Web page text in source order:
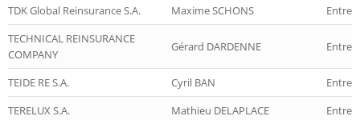
TDK Global Reinsurance S.A.
Maxime SCHONS
TECHNICAL REINSURANCE
COMPANY
Gérard DARDENNE
TEIDE RE S.A. Cyril BAN
TERELUX S.A.
Mathieu DELAPLACE